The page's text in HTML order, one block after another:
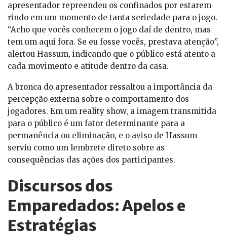
apresentador repreendeu os confinados por estarem
rindo em um momento de tanta seriedade para o jogo.
“Acho que vocês conhecem o jogo daí de dentro, mas
tem um aqui fora. Se eu fosse vocês, prestava atenção”,
alertou Hassum, indicando que o público está atento a
cada movimento e atitude dentro da casa.
A bronca do apresentador ressaltou a importância da
percepção externa sobre o comportamento dos
jogadores. Em um reality show, a imagem transmitida
para o público é um fator determinante para a
permanência ou eliminação, e o aviso de Hassum
serviu como um lembrete direto sobre as
consequências das ações dos participantes.
Discursos dos
Emparedados: Apelos e
Estratégias